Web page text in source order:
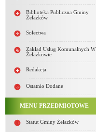
Biblioteka Publiczna Gminy
Żelazków
Sołectwa
Zakład Usług Komunalnych W
Żelazkowie
Redakcja
Ostatnio Dodane
MENU PRZEDMIOTOWE
Statut Gminy Żelazków